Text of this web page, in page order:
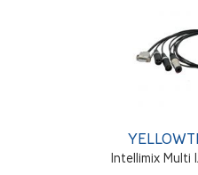
Intellimix Multi